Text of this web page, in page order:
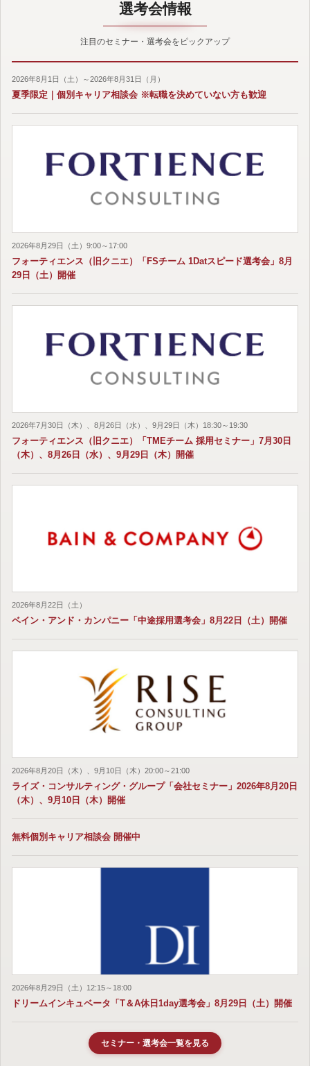
選考会情報
注目のセミナー・選考会をピックアップ
2026年8月1日（土）～2026年8月31日（月）
夏季限定｜個別キャリア相談会 ※転職を決めていない方も歓迎
2026年8月29日（土）9:00～17:00
フォーティエンス（旧クニエ）「FSチーム 1Datスピード選考会」8月
29日（土）開催
2026年7月30日（木）、8月26日（水）、9月29日（木）18:30～19:30
フォーティエンス（旧クニエ）「TMEチーム 採用セミナー」7月30日
（木）、8月26日（水）、9月29日（木）開催
2026年8月22日（土）
ベイン・アンド・カンパニー「中途採用選考会」8月22日（土）開催
2026年8月20日（木）、9月10日（木）20:00～21:00
ライズ・コンサルティング・グループ「会社セミナー」2026年8月20日
（木）、9月10日（木）開催
無料個別キャリア相談会 開催中
2026年8月29日（土）12:15～18:00
ドリームインキュベータ「T＆A休日1day選考会」8月29日（土）開催
セミナー・選考会一覧を見る